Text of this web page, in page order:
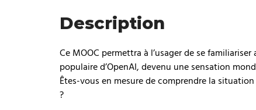
Description
Ce MOOC permettra à l’usager de se
populaire d’OpenAI, devenu une sensation
Êtes-vous en mesure de comprendre la
?